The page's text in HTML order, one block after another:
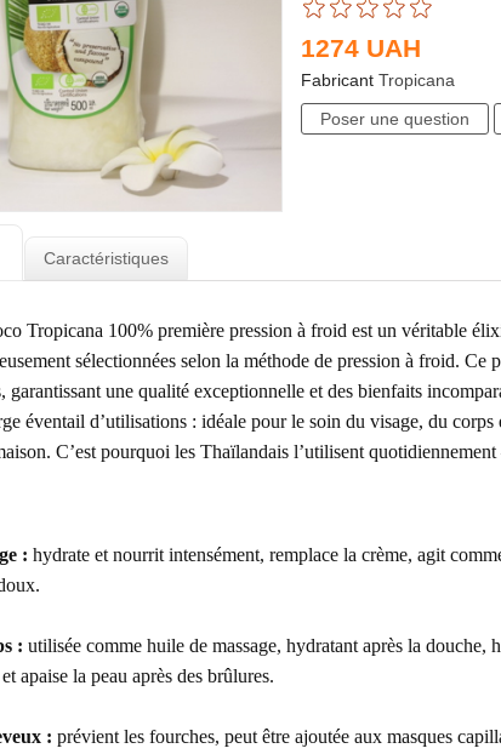
1274 UAH
Fabricant Tropicana
Caractéristiques
Tropicana 100% première pression à froid est un véritable
sélectionnées selon la méthode de pression à froid.
garantissant une qualité exceptionnelle et des bienfaits
éventail d’utilisations : idéale pour le soin du visage, du
C’est pourquoi les Thaïlandais l’utilisent
: hydrate et nourrit intensément, remplace la crème, agit
: utilisée comme huile de massage, hydratant après la
apaise la peau après des brûlures.
: prévient les fourches, peut être ajoutée aux masques